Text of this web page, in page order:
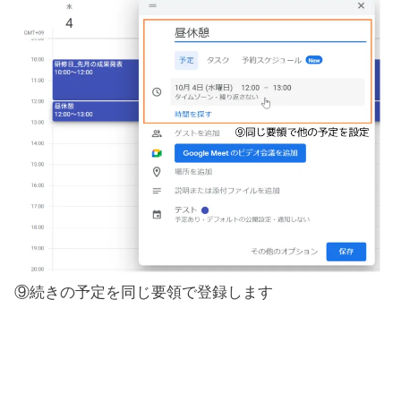
⑨続きの予定を同じ要領で登録します